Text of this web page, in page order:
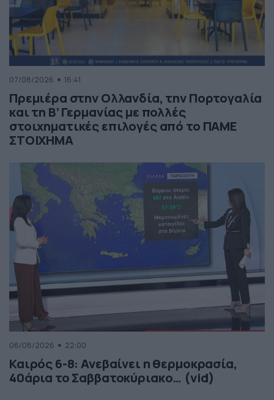
07/08/2026 16:41
Πρεμιέρα στην Ολλανδία, την Πορτογαλία
και τη Β’ Γερμανίας με πολλές
στοιχηματικές επιλογές από το ΠΑΜΕ
ΣΤΟΙΧΗΜΑ
06/08/2026 22:00
Καιρός 6-8: Ανεβαίνει η θερμοκρασία,
40άρια το Σαββατοκύριακο… (vid)